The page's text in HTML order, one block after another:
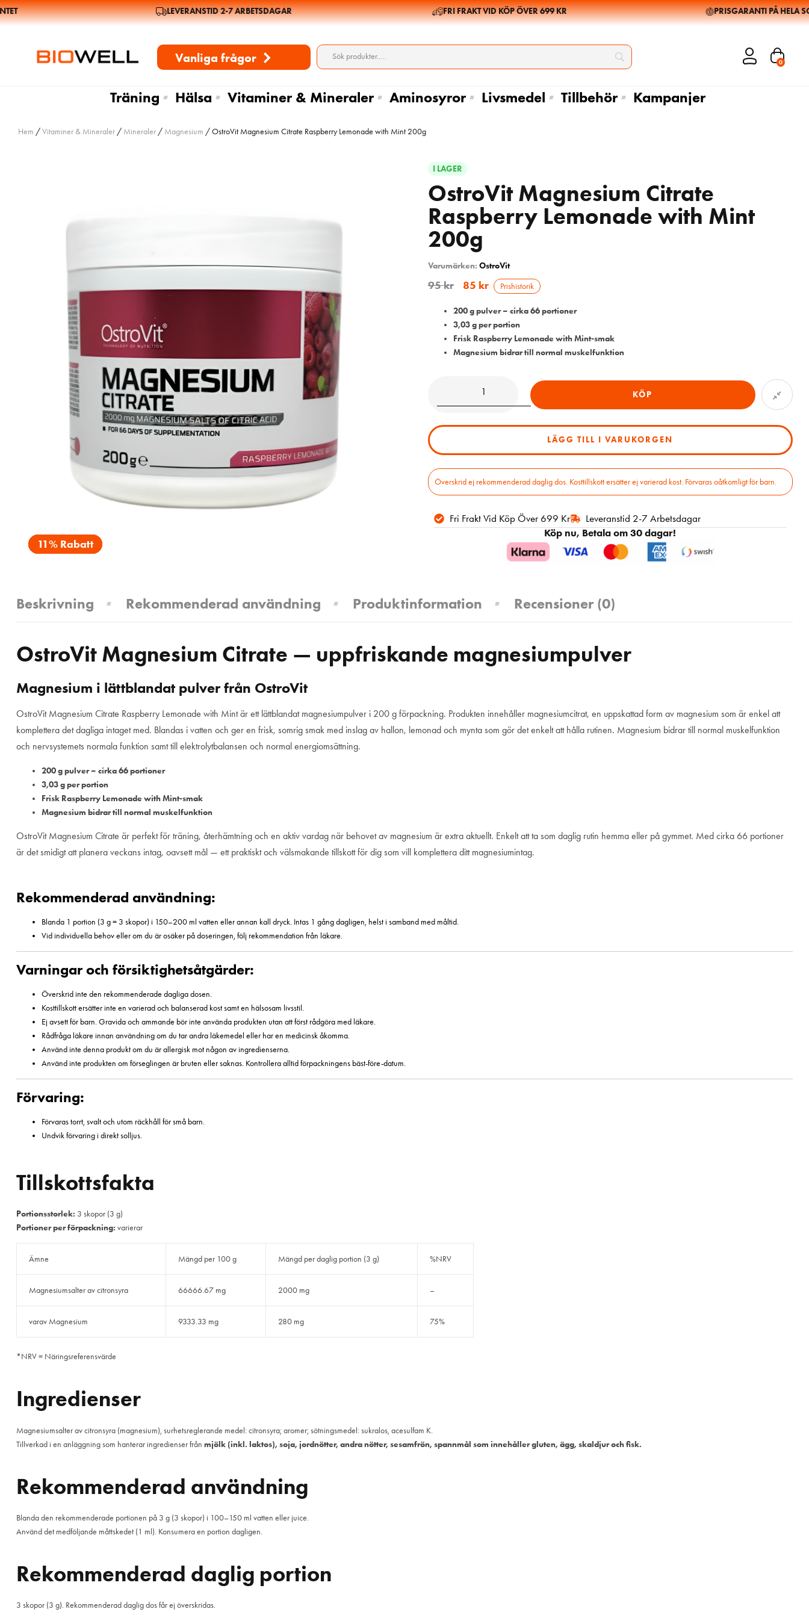
LEVERANSTID 2-7 ARBETSDAGAR FRI FRAKT VID KÖP ÖVER 699 KR PRISGARANTI PÅ HELA
Vanliga frågor 0
Träning Hälsa Vitaminer & Mineraler Aminosyror Livsmedel Tillbehör Kampanjer
Hem /Vitaminer & Mineraler / Mineraler / Magnesium / OstroVit Magnesium Citrate Raspberry Lemonade with Mint 200g
11% Rabatt
I LAGER
95kr
85kr
395kr
OstroVit Magnesium Citrate
Raspberry Lemonade with Mint
200g
Varumärken: OstroVit
95kr 85 kr Prishistorik
200 g pulver – cirka 66 portioner
3,03 g per portion
Frisk Raspberry Lemonade with Mint-smak
Magnesium bidrar till normal muskelfunktion
KÖP
LÄGG TILL I VARUKORGEN
Överskrid ej rekommenderad daglig dos. Kosttillskott ersätter ej varierad kost. Förvaras oåtkomligt för barn.
Fri Frakt Vid Köp Över 699 Kr
Leveranstid 2-7 Arbetsdagar
Köp nu, Betala om 30 dagar!
Beskrivning Rekommenderad användning Produktinformation Recensioner (0)
OstroVit Magnesium Citrate — uppfriskande magnesiumpulver
Magnesium i lättblandat pulver från OstroVit
OstroVit Magnesium Citrate Raspberry Lemonade with Mint är ett lättblandat magnesiumpulver i 200 g förpackning. Produkten innehåller magnesiumcitrat, en uppskattad form av magnesium som är enkel att
komplettera det dagliga intaget med. Blandas i vatten och ger en frisk, somrig smak med inslag av hallon, lemonad och mynta som gör det enkelt att hålla rutinen. Magnesium bidrar till normal muskelfunktion
och nervsystemets normala funktion samt till elektrolytbalansen och normal energiomsättning.
200 g pulver – cirka 66 portioner
3,03 g per portion
Frisk Raspberry Lemonade with Mint-smak
Magnesium bidrar till normal muskelfunktion
OstroVit Magnesium Citrate är perfekt för träning, återhämtning och en aktiv vardag när behovet av magnesium är extra aktuellt. Enkelt att ta som daglig rutin hemma eller på gymmet. Med cirka 66 portioner
är det smidigt att planera veckans intag, oavsett mål — ett praktiskt och välsmakande tillskott för dig som vill komplettera ditt magnesiumintag.
Rekommenderad användning:
Blanda 1 portion (3 g = 3 skopor) i 150–200 ml vatten eller annan kall dryck. Intas 1 gång dagligen, helst i samband med måltid.
Vid individuella behov eller om du är osäker på doseringen, följ rekommendation från läkare.
Varningar och försiktighetsåtgärder:
Överskrid inte den rekommenderade dagliga dosen.
Kosttillskott ersätter inte en varierad och balanserad kost samt en hälsosam livsstil.
Ej avsett för barn. Gravida och ammande bör inte använda produkten utan att först rådgöra med läkare.
Rådfråga läkare innan användning om du tar andra läkemedel eller har en medicinsk åkomma.
Använd inte denna produkt om du är allergisk mot någon av ingredienserna.
Använd inte produkten om förseglingen är bruten eller saknas. Kontrollera alltid förpackningens bäst-före-datum.
Förvaring:
Förvaras torrt, svalt och utom räckhåll för små barn.
Undvik förvaring i direkt solljus.
Tillskottsfakta
Portionsstorlek: 3 skopor (3 g)
Portioner per förpackning: varierar
Ämne Mängd per 100 g Mängd per daglig portion (3 g) %NRV
Magnesiumsalter av citronsyra 66666.67 mg 2000 mg –
varav Magnesium 9333.33 mg 280 mg 75%
*NRV = Näringsreferensvärde
Ingredienser
Magnesiumsalter av citronsyra (magnesium), surhetsreglerande medel: citronsyra; aromer; sötningsmedel: sukralos, acesulfam K.
Tillverkad i en anläggning som hanterar ingredienser från mjölk (inkl. laktos), soja, jordnötter, andra nötter, sesamfrön, spannmål som innehåller gluten, ägg, skaldjur och fisk.
Rekommenderad användning
Blanda den rekommenderade portionen på 3 g (3 skopor) i 100–150 ml vatten eller juice.
Använd det medföljande måttskedet (1 ml). Konsumera en portion dagligen.
Rekommenderad daglig portion
3 skopor (3 g). Rekommenderad daglig dos får ej överskridas.